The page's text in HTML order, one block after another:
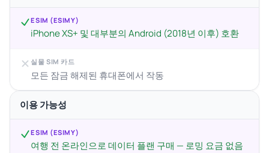
ESIM (ESIMY)
iPhone XS+ 및 대부분의 Android (2018년 이후) 호환
실물 SIM 카드
모든 잠금 해제된 휴대폰에서 작동
이용 가능성
ESIM (ESIMY)
여행 전 온라인으로 데이터 플랜 구매 — 로밍 요금 없음